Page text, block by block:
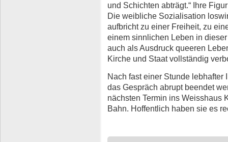
und Schichten abträgt.“ Ihre
Die weibliche Sozialisation
aufbricht zu einer Freiheit, zu
einem sinnlichen Leben in
auch als Ausdruck queeren
Kirche und Staat vollständig
Nach fast einer Stunde lebhafter
das Gespräch abrupt beendet
nächsten Termin ins Weisshaus
Bahn. Hoffentlich haben sie es